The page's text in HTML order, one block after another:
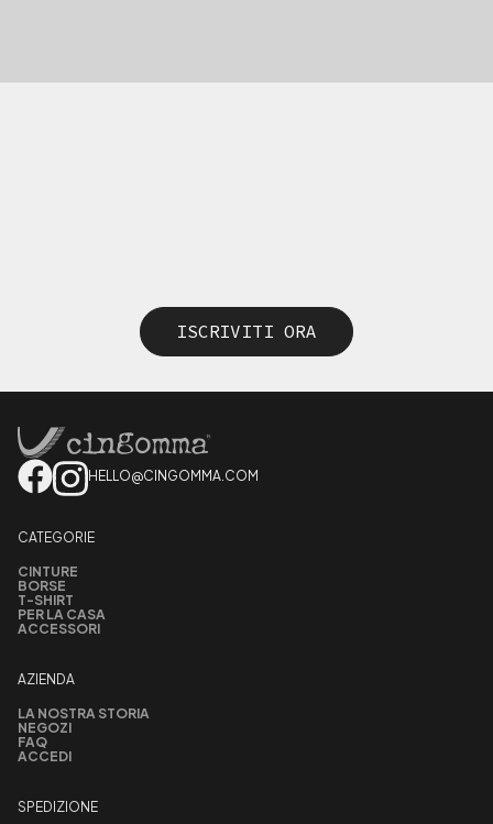
ISCRIVITI ORA
HELLO@CINGOMMA.COM
CATEGORIE
CINTURE
BORSE
T-SHIRT
PER LA CASA
ACCESSORI
AZIENDA
LA NOSTRA STORIA
NEGOZI
FAQ
ACCEDI
SPEDIZIONE